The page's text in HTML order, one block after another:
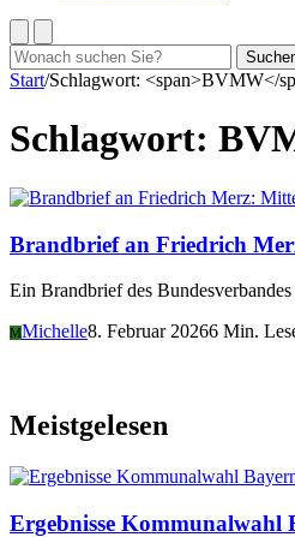
Suchen
nach:
Start/Schlagwort: <span>BVMW</
Schlagwort:
Brandbrief an Friedrich
Ein Brandbrief des
MMichelle8. Februar 20266 Min.
Meistgelesen
Ergebnisse Kommunalwahl